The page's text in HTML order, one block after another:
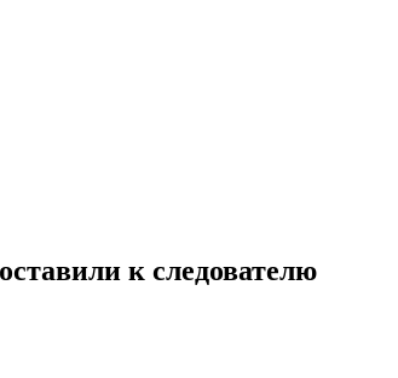
к следователю